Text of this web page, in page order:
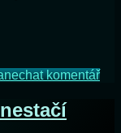
komentářna